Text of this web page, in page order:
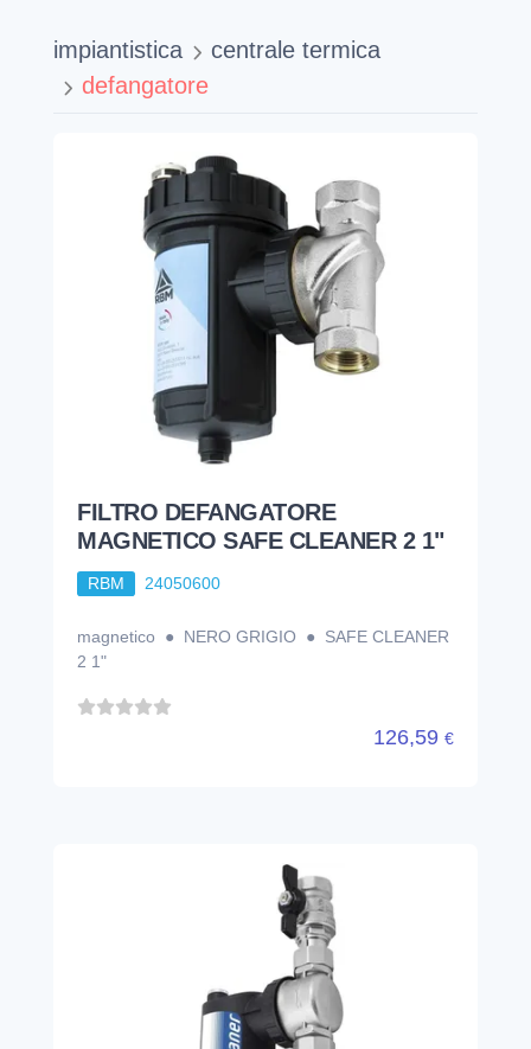
impiantistica
centrale termica
defangatore
FILTRO DEFANGATORE
MAGNETICO SAFE CLEANER 2 1"
RBM 24050600
magnetico ● NERO GRIGIO ● SAFE CLEANER
2 1"
126,59 €